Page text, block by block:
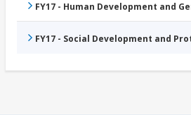
FY17 - Human Development and
FY17 - Social Development and